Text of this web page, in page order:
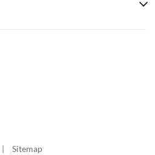
Sitemap